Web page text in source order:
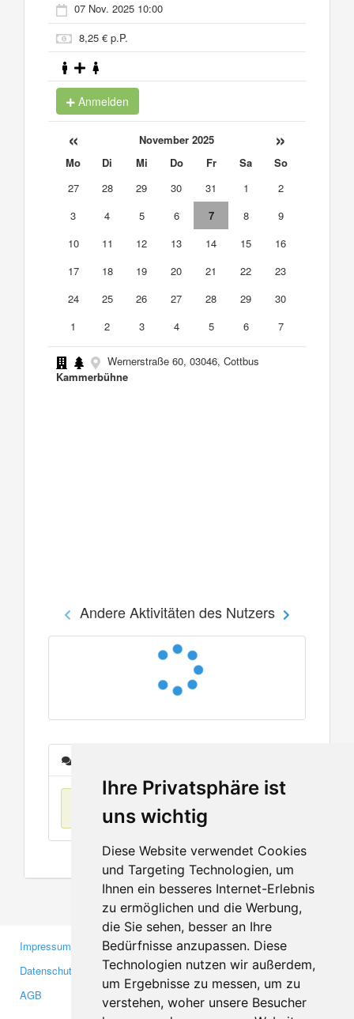
Ihre Privatsphäre ist
uns wichtig
Diese Website verwendet Cookies
und Targeting Technologien, um
Ihnen ein besseres Internet-Erlebnis
zu ermöglichen und die Werbung,
die Sie sehen, besser an Ihre
Bedürfnisse anzupassen. Diese
Technologien nutzen wir außerdem,
um Ergebnisse zu messen, um zu
verstehen, woher unsere Besucher
07 Nov. 2025 10:00
8,25 € p.P.
Anmelden
« November 2025 »
Mo Di Mi Do Fr Sa
So
27
28 29 30 31 1
2
3
4 5 6 7 8
9
10
11 12 13 14 15
16
17
18 19 20 21 22
23
24
25 26 27 28 29
30
1
2 3 4 5 6 7
Wernerstraße 60, 03046, Cottbus
Kammerbühne
Andere Aktivitäten des Nutzers
Keine Einträge
Impressum
Datenschutzerklärung
AGB
Gewerbetreibende
Investoren